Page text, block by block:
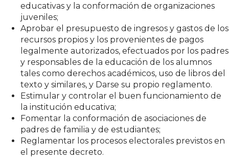
educativas y la conformación de organizaciones
juveniles;
Aprobar el presupuesto de ingresos y gastos de los
recursos propios y los provenientes de pagos
legalmente autorizados, efectuados por los padres
y responsables de la educación de los alumnos
tales como derechos académicos, uso de libros del
texto y similares, y Darse su propio reglamento.
Estimular y controlar el buen funcionamiento de
la institución educativa;
Fomentar la conformación de asociaciones de
padres de familia y de estudiantes;
Reglamentar los procesos electorales previstos en
el presente decreto.